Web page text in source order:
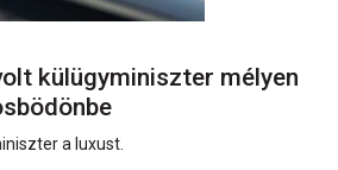
külügyminiszter mélyen
a luxust.